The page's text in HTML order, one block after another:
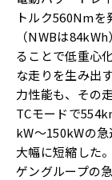
トルク560Nm
（NWBは84kWh）
ることで低重心
な走りを生み出
力性能も、 その
TCモードで
kW～150kWの
大幅に短縮した
ゲングループの